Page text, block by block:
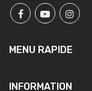
MENU RAPIDE
INFORMATION